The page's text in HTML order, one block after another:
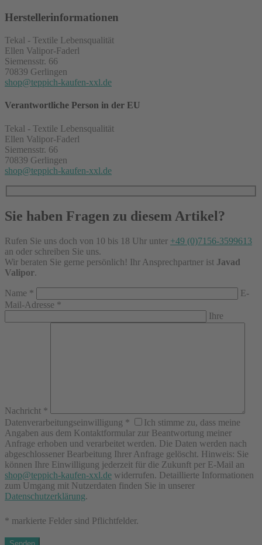
Herstellerinformationen
Tekal - Textile Lebensqualität
Ellen Valipor-Faderl
Siemensstr. 66
70839 Gerlingen
shop@teppich-kaufen-xxl.de
Verantwortliche Person in der EU
Tekal - Textile Lebensqualität
Ellen Valipor-Faderl
Siemensstr. 66
70839 Gerlingen
shop@teppich-kaufen-xxl.de
Sie haben Fragen zu diesem Artikel?
Rufen Sie uns doch von 10 bis 18 Uhr unter +49 (0)7156-3599613
an oder schreiben Sie uns.
Wir beraten Sie gerne persönlich! Ihr Ansprechpartner ist Javad
Valipor.
Name *
E-
Mail-Adresse *
Ihre
Nachricht *
Datenverarbeitungseinwilligung *
Ich stimme zu, dass meine
Angaben aus dem Kontaktformular zur Beantwortung meiner
Anfrage erhoben und verarbeitet werden. Die Daten werden nach
abgeschlossener Bearbeitung Ihrer Anfrage gelöscht. Hinweis: Sie
können Ihre Einwilligung jederzeit für die Zukunft per E-Mail an
shop@teppich-kaufen-xxl.de widerrufen. Detaillierte Informationen
zum Umgang mit Nutzerdaten finden Sie in unserer
Datenschutzerklärung.
* markierte Felder sind Pflichtfelder.